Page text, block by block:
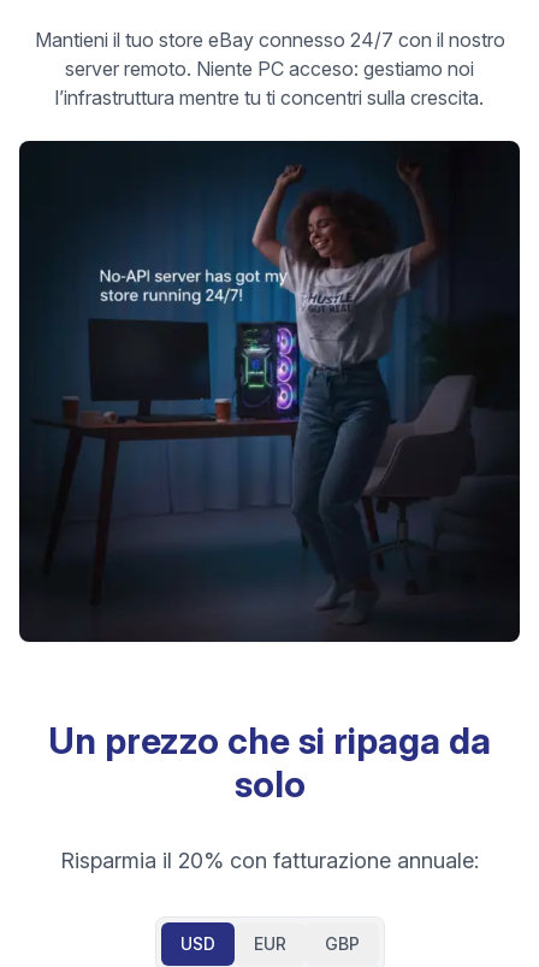
Mantieni il tuo store eBay connesso 24/7 con il nostro
server remoto. Niente PC acceso: gestiamo noi
l’infrastruttura mentre tu ti concentri sulla crescita.
Un prezzo che si ripaga da
solo
Risparmia il 20% con fatturazione annuale:
USD EUR GBP